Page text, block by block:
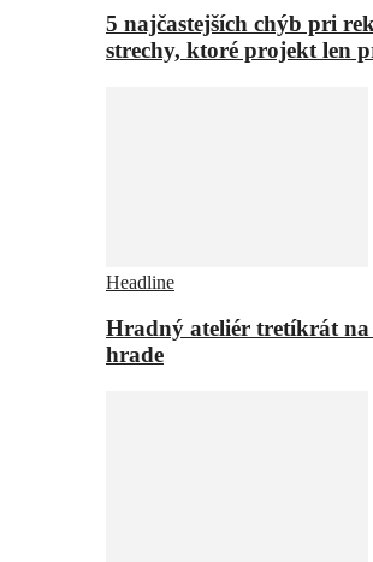
5 najčastejších chýb pri
strechy, ktoré projekt len
Headline
Hradný ateliér tretíkrát
hrade